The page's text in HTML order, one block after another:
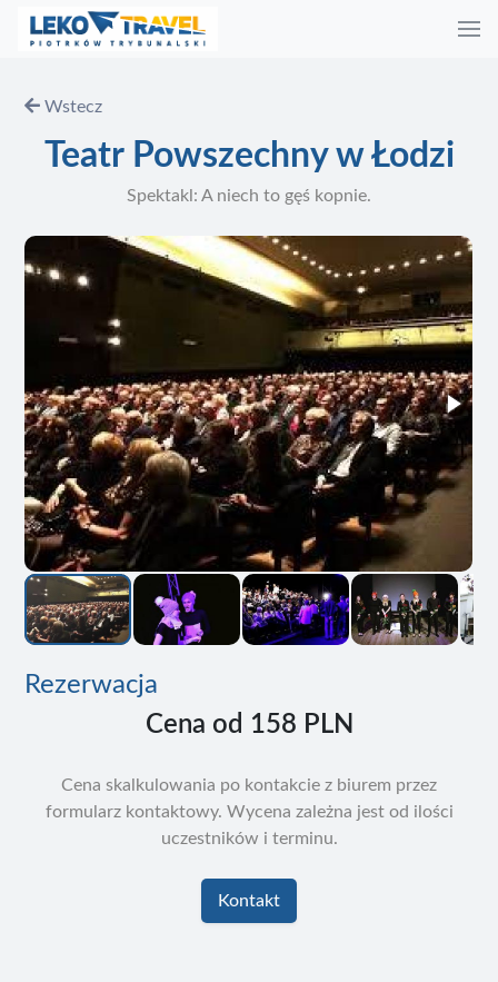
Wstecz
Teatr Powszechny w Łodzi
Spektakl: A niech to gęś kopnie.
Rezerwacja
Cena od 158 PLN
Cena skalkulowania po kontakcie z biurem przez
formularz kontaktowy. Wycena zależna jest od ilości
uczestników i terminu.
Kontakt